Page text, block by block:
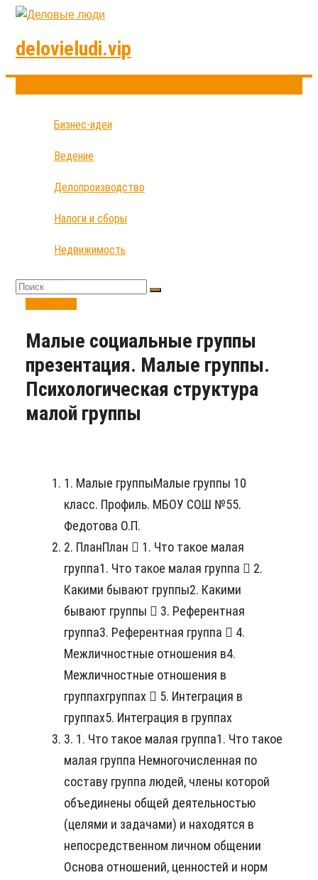
delovieludi.vip
Бизнес-идеи
Ведение
Делопроизводство
Налоги и сборы
Недвижимость
Малые социальные группы
презентация. Малые группы.
Психологическая структура
малой группы
1. Малые группыМалые группы 10
класс. Профиль. МБОУ СОШ №55.
Федотова О.П.
2. ПланПлан  1. Что такое малая
группа1. Что такое малая группа  2.
Какими бывают группы2. Какими
бывают группы  3. Референтная
группа3. Референтная группа  4.
Межличностные отношения в4.
Межличностные отношения в
группахгруппах  5. Интеграция в
группах5. Интеграция в группах
3. 1. Что такое малая группа1. Что такое
малая группа Немногочисленная по
составу группа людей, члены которой
объединены общей деятельностью
(целями и задачами) и находятся в
непосредственном личном общении
Основа отношений, ценностей и норм